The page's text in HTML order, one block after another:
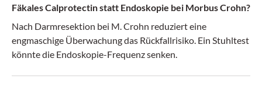
Fäkales Calprotectin statt Endoskopie bei Morbus Crohn?
Nach Darmresektion bei M. Crohn reduziert eine
engmaschige Überwachung das Rückfallrisiko. Ein Stuhltest
könnte die Endoskopie-Frequenz senken.